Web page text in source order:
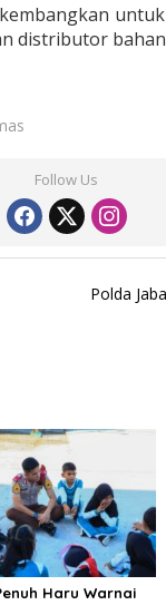
distributor
Follow Us
Polda
Haru Warnai